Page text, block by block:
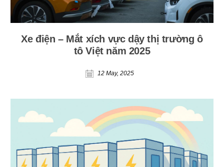
Xe điện – Mắt xích vực dậy thị trường ô
tô Việt năm 2025
12 May, 2025